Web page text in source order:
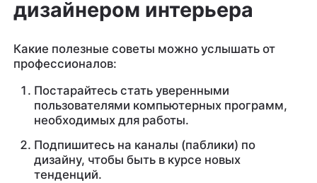
дизайнером интерьера
Какие полезные советы можно услышать от
профессионалов:
Постарайтесь стать уверенными
пользователями компьютерных программ,
необходимых для работы.
Подпишитесь на каналы (паблики) по
дизайну, чтобы быть в курсе новых
тенденций.